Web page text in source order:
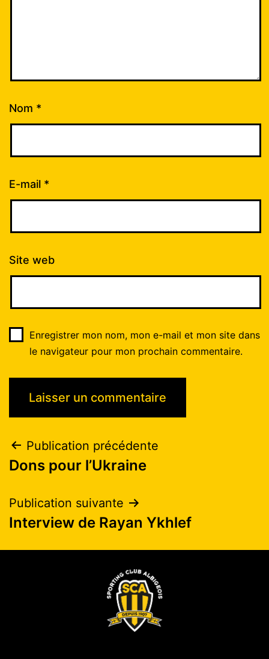
Nom *
E-mail *
Site web
Enregistrer mon nom, mon e-mail et mon site dans
le navigateur pour mon prochain commentaire.
Publication précédente
Dons pour l’Ukraine
Publication suivante
Interview de Rayan Ykhlef